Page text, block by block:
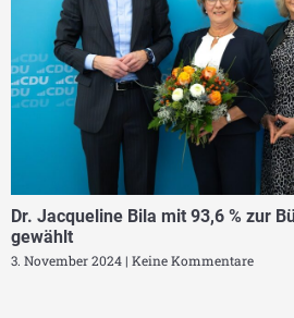
Dr. Jacqueline Bila mit 93,6 % zur
gewählt
3. November 2024 Keine Kommentare